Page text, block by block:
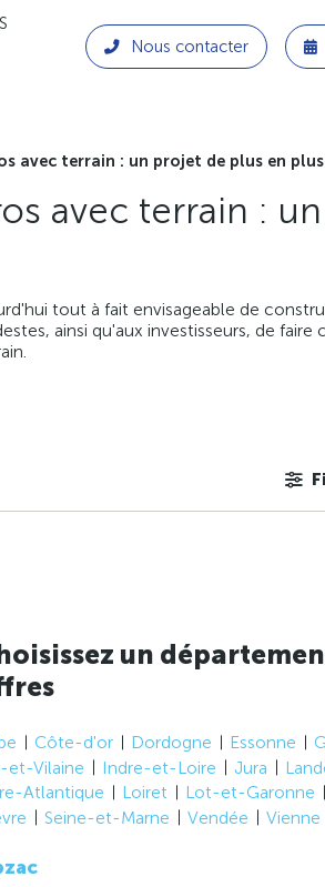
Nous contacter
avec terrain : un projet de plus en
avec terrain :
tout à fait envisageable de
ainsi qu'aux investisseurs, de
un
Côte-d'or Dordogne Essonne
et-Vilaine
Indre-et-Loire Jura
Atlantique
Loiret Lot-et-Garonne
Seine-et-Marne Vendée Vienne